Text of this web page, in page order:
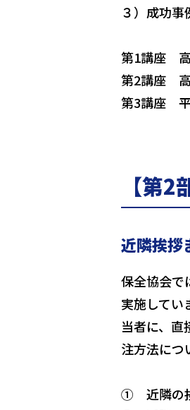
３）成功
第1講座 高
第2講座 高
第3講座 平
【第
近隣挨
保全協会で
実施してい
当者に、直
注方法につ
① 近隣の挨